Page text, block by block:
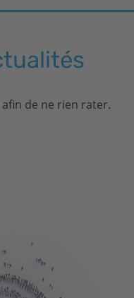
de ne rien rater.